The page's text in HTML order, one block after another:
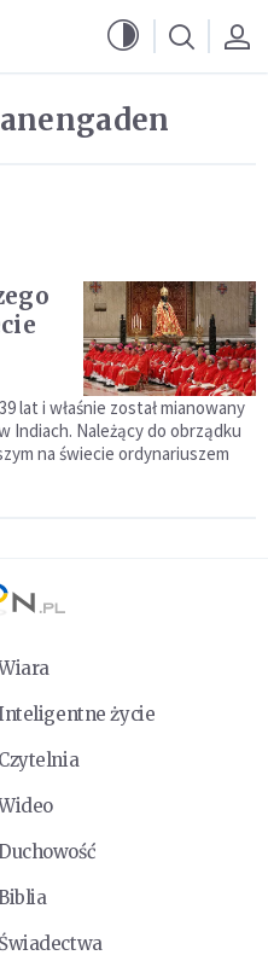
lat i właśnie został mianowany
Indiach. Należący do obrządku
na świecie ordynariuszem
życie
Czytelnia
Świadectwa